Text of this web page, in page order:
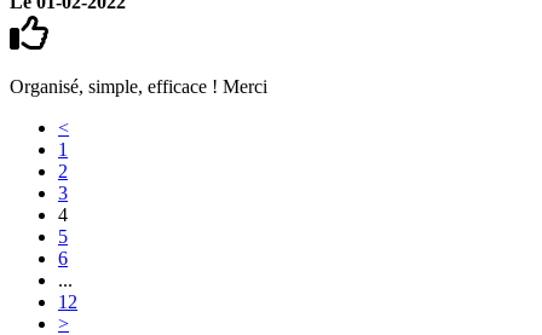
Organisé, simple, efficace ! Merci
<
1
2
3
4
5
6
...
12
>